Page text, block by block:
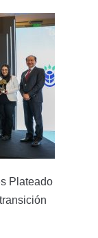
Plateado